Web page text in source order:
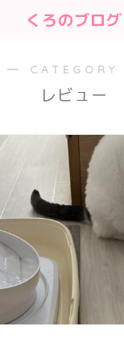
くろのブログ
― CATEGORY
レビュー